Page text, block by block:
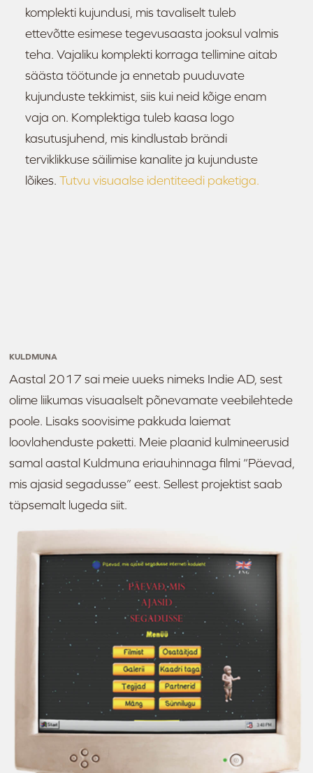
komplekti kujundusi, mis tavaliselt tuleb
ettevõtte esimese tegevusaasta jooksul valmis
teha. Vajaliku komplekti korraga tellimine aitab
säästa töötunde ja ennetab puuduvate
kujunduste tekkimist, siis kui neid kõige enam
vaja on. Komplektiga tuleb kaasa logo
kasutusjuhend, mis kindlustab brändi
terviklikkuse säilimise kanalite ja kujunduste
lõikes.Tutvu visuaalse identiteedi paketiga.
KULDMUNA
Aastal 2017 sai meie uueks nimeks Indie AD, sest
olime liikumas visuaalselt põnevamate veebilehtede
poole. Lisaks soovisime pakkuda laiemat
loovlahenduste paketti. Meie plaanid kulmineerusid
samal aastal Kuldmuna eriauhinnaga filmi “Päevad,
mis ajasid segadusse” eest. Sellest projektist saab
täpsemalt lugeda siit.